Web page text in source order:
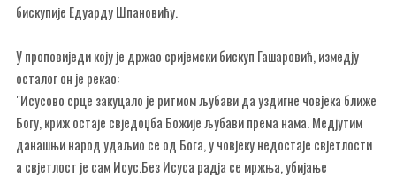
бискупије Едуарду Шпановићу.
У проповиједи коју је држао сријемски бискуп Гашаровић, измедју
осталог он је рекао:
"Исусово срце закуцало је ритмом љубави да уздигне човјека ближе
Богу, криж остаје свједоџба Божије љубави према нама. Медјутим
данашњи народ удаљио се од Бога, у човјеку недостаје свјетлости
а свјетлост је сам Исус.Без Исуса радја се мржња, убијање